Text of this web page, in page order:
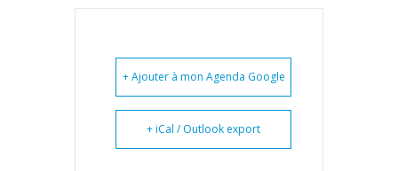
+ Ajouter à mon Agenda Google
+ iCal / Outlook export